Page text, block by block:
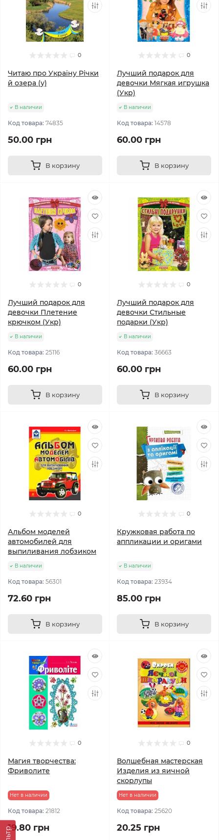
0
Читаю про Україну Річки
й озера (у)
В наличии
Код товара: 74835
50.00 грн
В корзину
0
Лучший подарок для
девочки Мягкая игрушка
(Укр)
В наличии
Код товара: 14578
60.00 грн
В корзину
0
Лучший подарок для
девочки Плетение
крючком (Укр)
В наличии
Код товара: 25116
60.00 грн
В корзину
0
Лучший подарок для
девочки Стильные
подарки (Укр)
В наличии
Код товара: 36663
60.00 грн
В корзину
0
Альбом моделей
автомобилей для
выпиливания лобзиком
В наличии
Код товара: 56301
72.60 грн
В корзину
0
Кружковая работа по
аппликации и оригами
В наличии
Код товара: 23934
85.00 грн
В корзину
0
Магия творчества:
Фриволите
Нет в наличии
Код товара: 21812
19.80 грн
0
Волшебная мастерская
Изделия из яичной
скорлупы
Нет в наличии
Код товара: 25620
20.25 грн